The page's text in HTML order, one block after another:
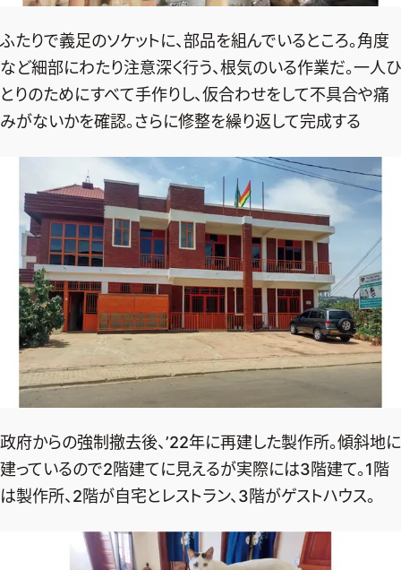
ふたりで義足のソケットに、部品を組んでいるところ。角度
など細部にわたり注意深く行う、根気のいる作業だ。一人ひ
とりのためにすべて手作りし、仮合わせをして不具合や痛
みがないかを確認。さらに修整を繰り返して完成する
政府からの強制撤去後、’22年に再建した製作所。傾斜地に
建っているので2階建てに見えるが実際には3階建て。1階
は製作所、2階が自宅とレストラン、3階がゲストハウス。